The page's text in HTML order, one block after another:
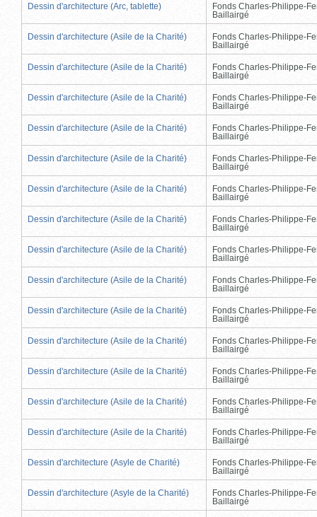
Dessin d'architecture (Arc, tablette)
Fonds Charles-Philippe-
Baillairgé
Dessin d'architecture (Asile de la Charité)
Fonds Charles-Philippe-
Baillairgé
Dessin d'architecture (Asile de la Charité)
Fonds Charles-Philippe-
Baillairgé
Dessin d'architecture (Asile de la Charité)
Fonds Charles-Philippe-
Baillairgé
Dessin d'architecture (Asile de la Charité)
Fonds Charles-Philippe-
Baillairgé
Dessin d'architecture (Asile de la Charité)
Fonds Charles-Philippe-
Baillairgé
Dessin d'architecture (Asile de la Charité)
Fonds Charles-Philippe-
Baillairgé
Dessin d'architecture (Asile de la Charité)
Fonds Charles-Philippe-
Baillairgé
Dessin d'architecture (Asile de la Charité)
Fonds Charles-Philippe-
Baillairgé
Dessin d'architecture (Asile de la Charité)
Fonds Charles-Philippe-
Baillairgé
Dessin d'architecture (Asile de la Charité)
Fonds Charles-Philippe-
Baillairgé
Dessin d'architecture (Asile de la Charité)
Fonds Charles-Philippe-
Baillairgé
Dessin d'architecture (Asile de la Charité)
Fonds Charles-Philippe-
Baillairgé
Dessin d'architecture (Asile de la Charité)
Fonds Charles-Philippe-
Baillairgé
Dessin d'architecture (Asile de la Charité)
Fonds Charles-Philippe-
Baillairgé
Dessin d'architecture (Asyle de Charité)
Fonds Charles-Philippe-
Baillairgé
Dessin d'architecture (Asyle de la Charité)
Fonds Charles-Philippe-
Baillairgé